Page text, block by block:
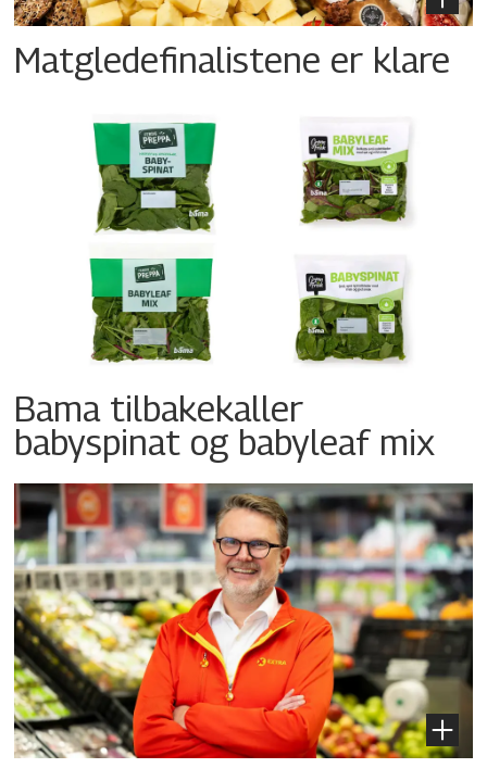
Matgledefinalistene er klare
Bama tilbakekaller
babyspinat og babyleaf mix